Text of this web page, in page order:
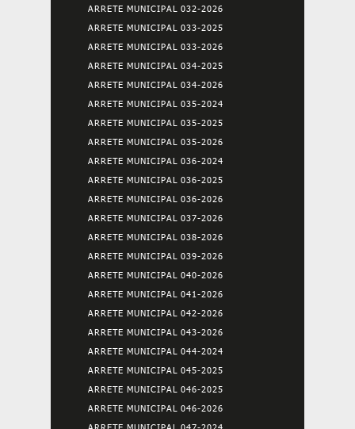
ARRETE MUNICIPAL 032-2026
ARRETE MUNICIPAL 033-2025
ARRETE MUNICIPAL 033-2026
ARRETE MUNICIPAL 034-2025
ARRETE MUNICIPAL 034-2026
ARRETE MUNICIPAL 035-2024
ARRETE MUNICIPAL 035-2025
ARRETE MUNICIPAL 035-2026
ARRETE MUNICIPAL 036-2024
ARRETE MUNICIPAL 036-2025
ARRETE MUNICIPAL 036-2026
ARRETE MUNICIPAL 037-2026
ARRETE MUNICIPAL 038-2026
ARRETE MUNICIPAL 039-2026
ARRETE MUNICIPAL 040-2026
ARRETE MUNICIPAL 041-2026
ARRETE MUNICIPAL 042-2026
ARRETE MUNICIPAL 043-2026
ARRETE MUNICIPAL 044-2024
ARRETE MUNICIPAL 045-2025
ARRETE MUNICIPAL 046-2025
ARRETE MUNICIPAL 046-2026